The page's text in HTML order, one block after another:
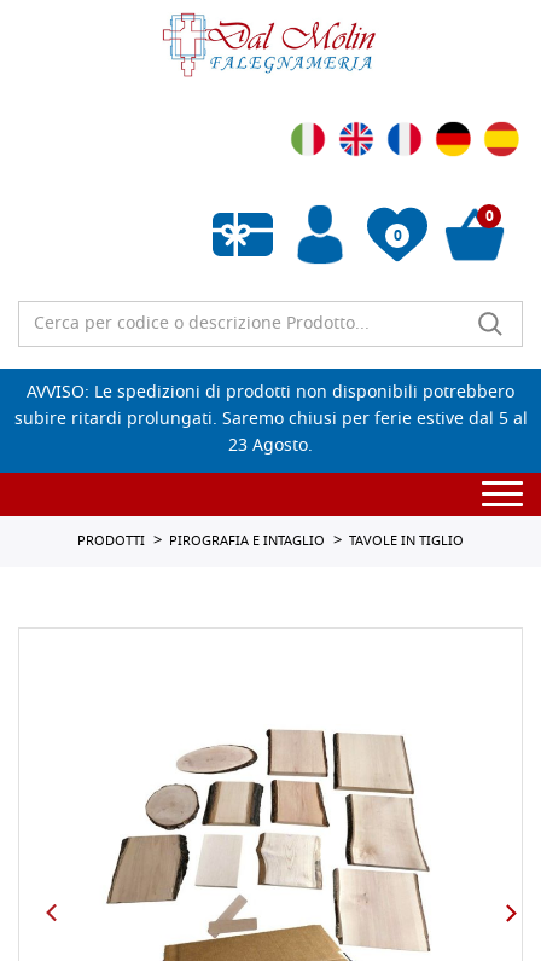
0
Wishlist vuota
0
AVVISO: Le spedizioni di prodotti non disponibili potrebbero
subire ritardi prolungati. Saremo chiusi per ferie estive dal 5 al
23 Agosto.
PRODOTTI PIROGRAFIA E INTAGLIO TAVOLE IN TIGLIO